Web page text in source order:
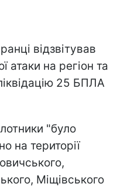
відзвітував
атаки на регіон та
25 БПЛА
"було
на території
Міщівського